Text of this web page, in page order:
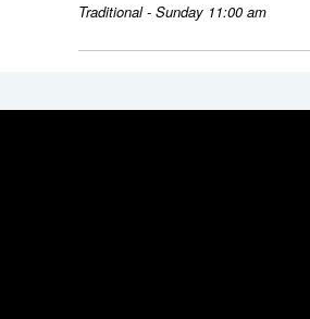
Traditional - Sunday 11:00 am